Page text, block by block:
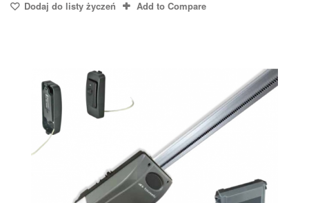
Dodaj do listy życzeń Add to Compare